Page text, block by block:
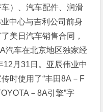
）、汽车配件、润滑
中心与吉利公司前身
美日汽车销售合同，
汽车在北京地区独家经
月31日。亚辰伟业中
时使用了“丰田8A－F
－8A引擎”字